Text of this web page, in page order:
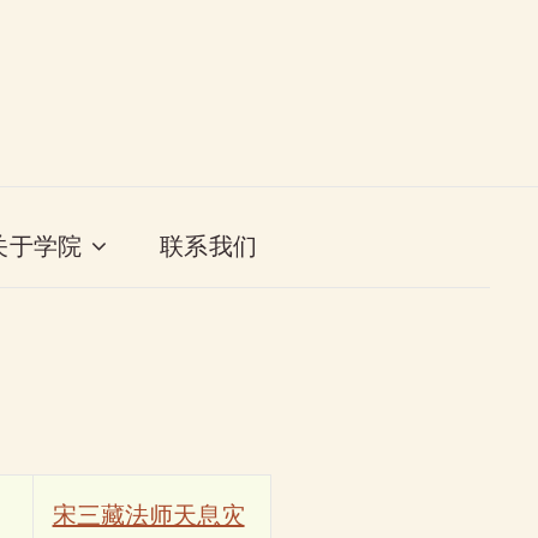
于学院 联系我们
宋三藏法师天息灾